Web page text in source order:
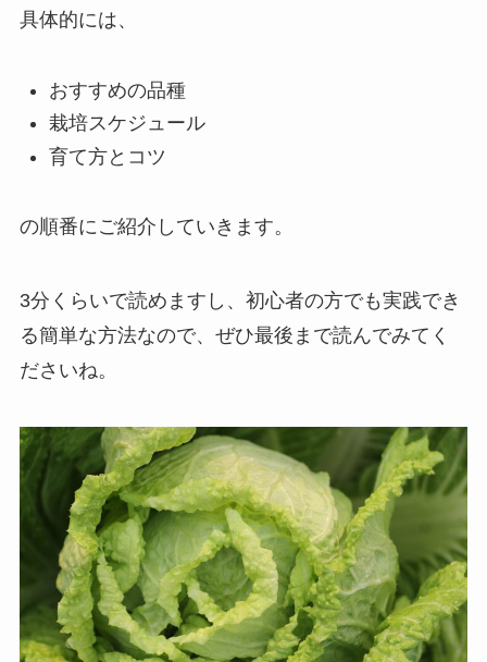
具体的には、
おすすめの品種
栽培スケジュール
育て方とコツ
の順番にご紹介していきます。
3分くらいで読めますし、初心者の方でも実践でき
る簡単な方法なので、ぜひ最後まで読んでみてく
ださいね。